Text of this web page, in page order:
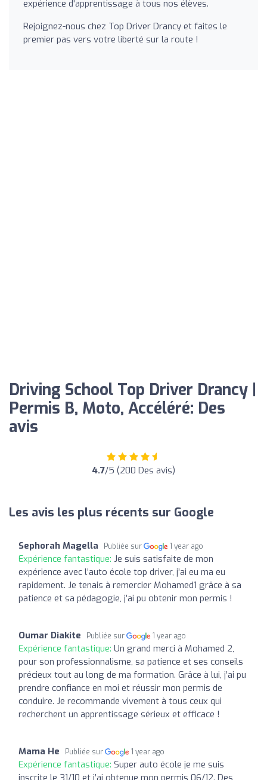
expérience d'apprentissage à tous nos élèves.
Rejoignez-nous chez Top Driver Drancy et faites le
premier pas vers votre liberté sur la route !
Driving School Top Driver Drancy |
Permis B, Moto, Accéléré: Des
avis
4.7/5 (200 Des avis)
Les avis les plus récents sur Google
Sephorah Magella Publiée sur 1 year ago
Expérience fantastique: Je suis satisfaite de mon
expérience avec l’auto école top driver, j’ai eu ma eu
rapidement. Je tenais à remercier Mohamed1 grâce à sa
patience et sa pédagogie, j’ai pu obtenir mon permis !
Oumar Diakite Publiée sur 1 year ago
Expérience fantastique: Un grand merci à Mohamed 2,
pour son professionnalisme, sa patience et ses conseils
précieux tout au long de ma formation. Grâce à lui, j’ai pu
prendre confiance en moi et réussir mon permis de
conduire. Je recommande vivement à tous ceux qui
recherchent un apprentissage sérieux et efficace !
Mama He Publiée sur 1 year ago
Expérience fantastique: Super auto école je me suis
inscrite le 31/10 et j’ai obtenue mon permis 06/12. Des